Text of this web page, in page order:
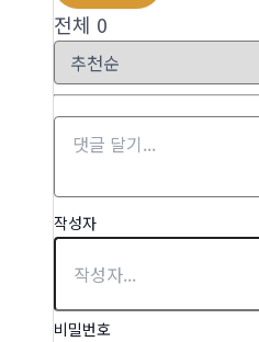
전체 0
작성자
비밀번호